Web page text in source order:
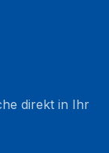
direkt in Ihr